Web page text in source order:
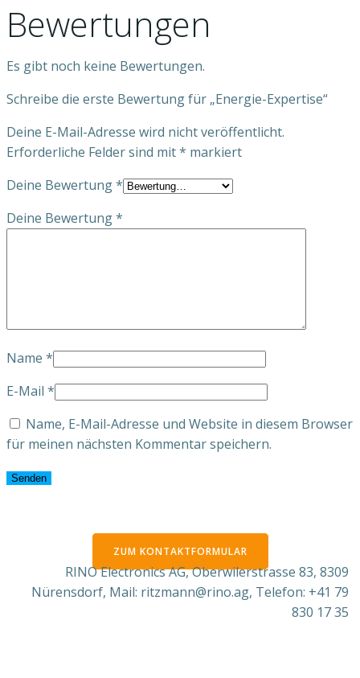
Bewertungen
Es gibt noch keine Bewertungen.
Schreibe die erste Bewertung für „Energie-Expertise“
Deine E-Mail-Adresse wird nicht veröffentlicht.
Erforderliche Felder sind mit* markiert
Deine Bewertung*
Deine Bewertung*
Name *
E-Mail *
Name, E-Mail-Adresse und Website in diesem Browser
für meinen nächsten Kommentar speichern.
ZUM KONTAKTFORMULAR
RINO Electronics AG, Oberwilerstrasse 83, 8309
Nürensdorf, Mail: ritzmann@rino.ag, Telefon: +41 79
830 17 35